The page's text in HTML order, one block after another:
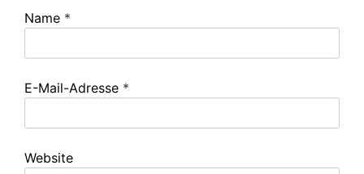
Name *
E-Mail-Adresse *
Website